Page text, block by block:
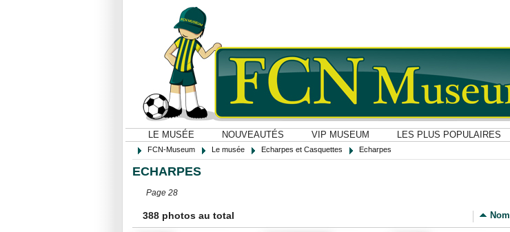
LE MUSÉE NOUVEAUTÉS VIP MUSEUM LES PLUS POPULAIRES
FCN-Museum Le musée Echarpes et Casquettes Echarpes
ECHARPES
Page 28
388 photos au total Nom